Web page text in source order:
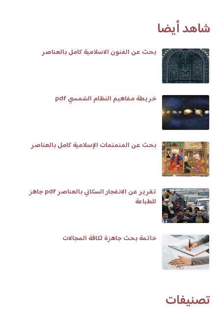
شاهد أيضا
بحث عن الفنون الاسلامية كامل بالعناصر
خريطة مفاهيم النظام الشمسي pdf
بحث عن المنمنمات الإسلامية كامل بالعناصر
تقرير عن الانفجار السكاني بالعناصر pdf جاهز
للطباعة
خاتمة بحث جاهزة لكافة المجالات
تصنيفات